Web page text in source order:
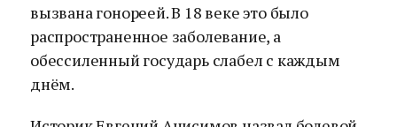
вызвана гонореей. В 18 веке это было
распространенное заболевание, а
обессиленный государь слабел с каждым
днём.